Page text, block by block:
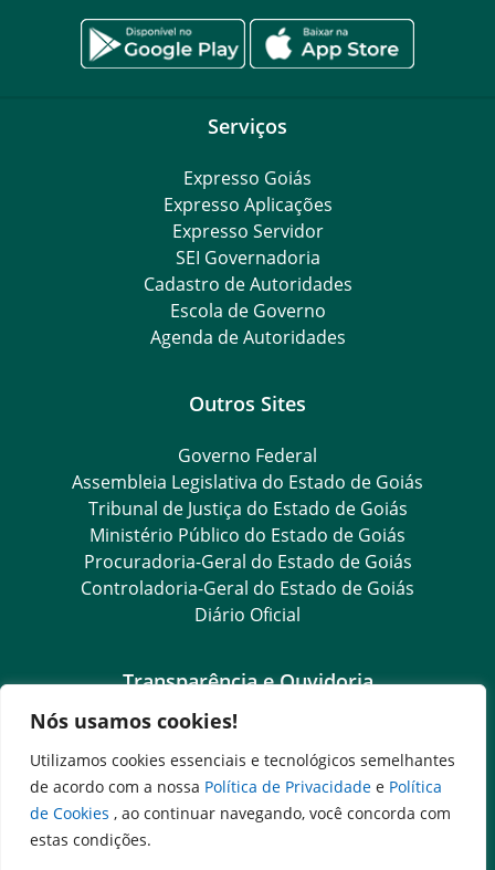
Nós usamos cookies!
Utilizamos cookies essenciais e tecnológicos semelhantes
de acordo com a nossa Política de Privacidade e Política
de Cookies , ao continuar navegando, você concorda com
estas condições.
Serviços
Expresso Goiás
Expresso Aplicações
Expresso Servidor
SEI Governadoria
Cadastro de Autoridades
Escola de Governo
Agenda de Autoridades
Outros Sites
Governo Federal
Assembleia Legislativa do Estado de Goiás
Tribunal de Justiça do Estado de Goiás
Ministério Público do Estado de Goiás
Procuradoria-Geral do Estado de Goiás
Controladoria-Geral do Estado de Goiás
Diário Oficial
Transparência e Ouvidoria
LGPD
Goiás Transparência
Dados Abertos Goiás
SIC – Serviço de Informação ao Cidadão
e-SIC – Serviço Eletrônico de Informação ao Cidadão